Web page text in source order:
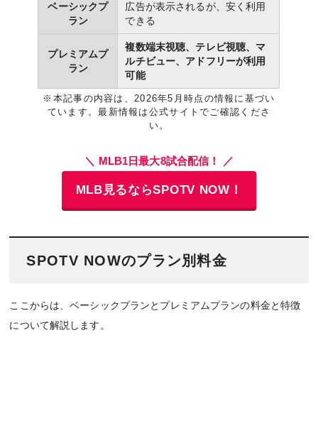
ベーシックプ
ラン
広告が表示されるが、安く利用
できる
プレミアムプ
ラン
複数端末視聴、テレビ視聴、マ
ルチビュー、アドフリーが利用
可能
※本記事の内容は、2026年5月時点の情報に基づい
ています。最新情報は公式サイトでご確認くださ
い。
＼ MLB1日最大8試合配信！ ／
MLB見るならSPOTV NOW！
SPOTV NOWのプラン別料金
ここからは、ベーシックプランとプレミアムプランの料金と特徴
について解説します。